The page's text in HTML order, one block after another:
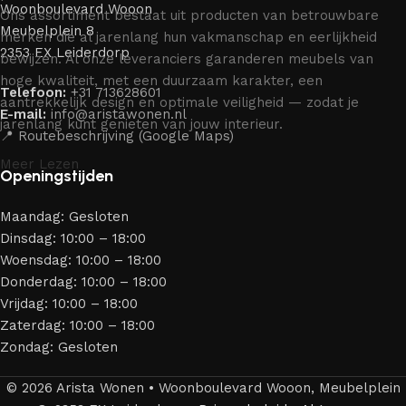
Ons assortiment bestaat uit producten van betrouwbare
merken die al jarenlang hun vakmanschap en eerlijkheid
bewijzen. Al onze leveranciers garanderen meubels van
hoge kwaliteit, met een duurzaam karakter, een
aantrekkelijk design en optimale veiligheid — zodat je
jarenlang kunt genieten van jouw interieur.
Meer Lezen
Woonboulevard Wooon
Meubelplein 8
2353 EX Leiderdorp
Telefoon: +31 713628601
E-mail: info@aristawonen.nl
📍 Routebeschrijving (Google Maps)
Openingstijden
Maandag: Gesloten
Dinsdag: 10:00 – 18:00
Woensdag: 10:00 – 18:00
Donderdag: 10:00 – 18:00
Vrijdag: 10:00 – 18:00
Zaterdag: 10:00 – 18:00
Zondag: Gesloten
© 2026 Arista Wonen • Woonboulevard Wooon, Meubelplein